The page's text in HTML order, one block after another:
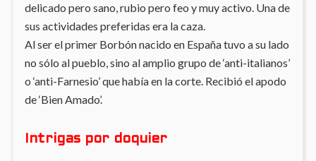
delicado pero sano, rubio pero feo y muy activo. Una de
sus actividades preferidas era la caza.
Al ser el primer Borbón nacido en España tuvo a su lado
no sólo al pueblo, sino al amplio grupo de ‘anti-italianos’
o ‘anti-Farnesio’ que había en la corte. Recibió el apodo
de ‘Bien Amado’.
Intrigas por doquier